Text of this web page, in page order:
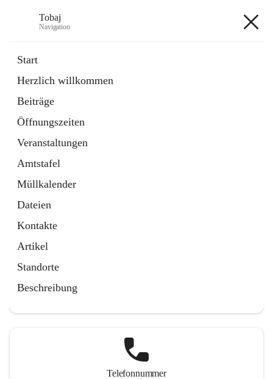
Tobaj
Navigation
Start
Herzlich willkommen
Beiträge
Öffnungszeiten
Veranstaltungen
Amtstafel
Müllkalender
Dateien
Kontakte
Artikel
Standorte
Beschreibung
Externe Webseite
in
Tab
Formulare
2 Schnellzugriffe
Telefonnummer